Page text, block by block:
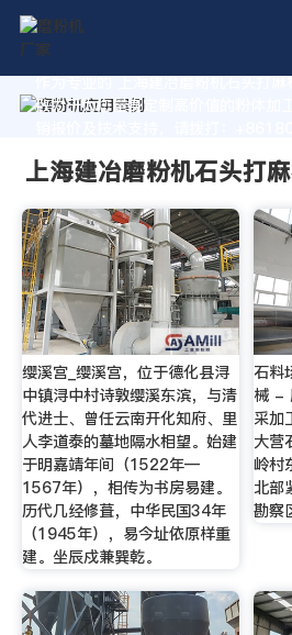
作为专业的 上海建冶磨粉机石头打
致力于为您量身定制高价值的粉体加
上海建冶磨粉机石头打
缨溪宫_缨溪宫，位于德化县浔
中镇浔中村诗敦缨溪东滨，与清
代进士、曾任云南开化知府、里
人李道泰的墓地隔水相望。始建
于明嘉靖年间（1522年—
1567年），相传为书房易建。
历代几经修葺，中华民国34年
（1945年），易今址依原样重
建。坐辰戍兼巽乾。
石料
械 -
采加
大营
岭村
北部
勘察